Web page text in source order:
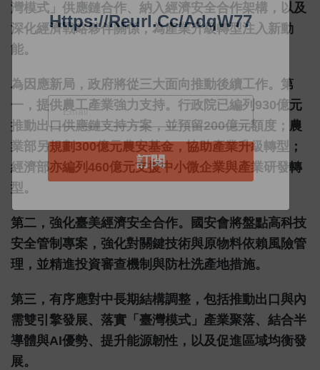
灣模式」供應鏈合作、納入經濟安全合作架構，以及
深化經濟戰略夥伴關係，為產業升級轉型注入新動
能。
為因應新局，政府將從三大面向推動後續工作。第
一，提供農工產業強力支持。行政院已編列930億元
推動出口供應鏈支持方案，並預留200億元額度；農
業部另規劃300億元農安基金，協助產業升級轉型；
經濟部亦編列460億元支援中小微企業與產業研發轉
型。
第二，強化臺美經濟安全合作。國安會將盤點高科技
安全管制專案，強化對關鍵技術與原物料依賴風險管
理，並精進投資審查機制與防杜洗產地措施。
第三，有序應對中長期結構調整，包括推動出口與內
需雙引擎發展、落實「臺灣模式」產業聚落、結合半
導體與AI優勢、提升能源韌性，以及促進區域均衡發
展。